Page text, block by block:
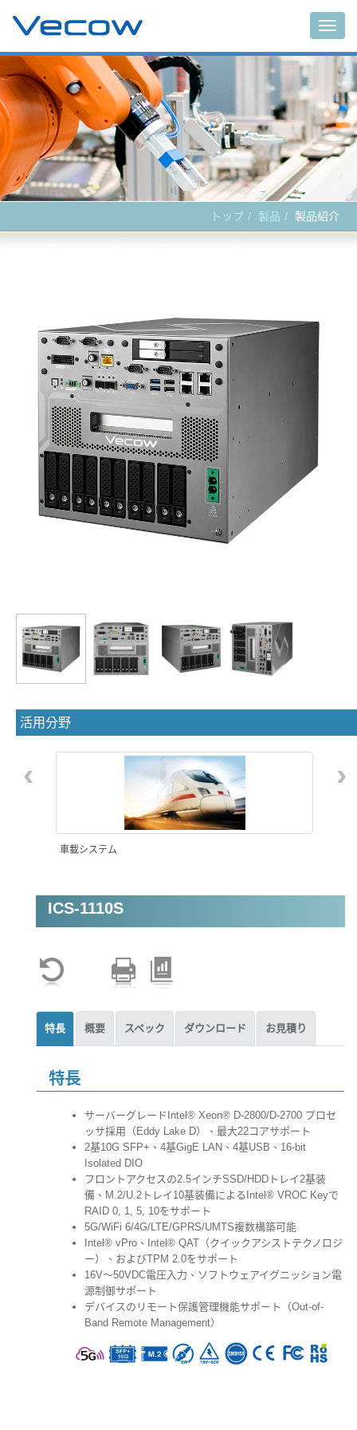
トップ 製品 製品紹介
活用分野
車載システム
自律移動ロボット(AMR)
‹ ›
ICS-1110S
特長 概要 スペック ダウンロード お見積り
特長
サーバーグレードIntel® Xeon® D-2800/D-2700 プロセ
ッサ採用（Eddy Lake D）、最大22コアサポート
2基10G SFP+、4基GigE LAN、4基USB、16-bit
Isolated DIO
フロントアクセスの2.5インチSSD/HDDトレイ2基装
備、M.2/U.2トレイ10基装備によるIntel® VROC Keyで
RAID 0, 1, 5, 10をサポート
5G/WiFi 6/4G/LTE/GPRS/UMTS複数構築可能
Intel® vPro、Intel® QAT（クイックアシストテクノロジ
ー）、およびTPM 2.0をサポート
16V～50VDC電圧入力、ソフトウェアイグニッション電
源制御サポート
デバイスのリモート保護管理機能サポート（Out-of-
Band Remote Management）